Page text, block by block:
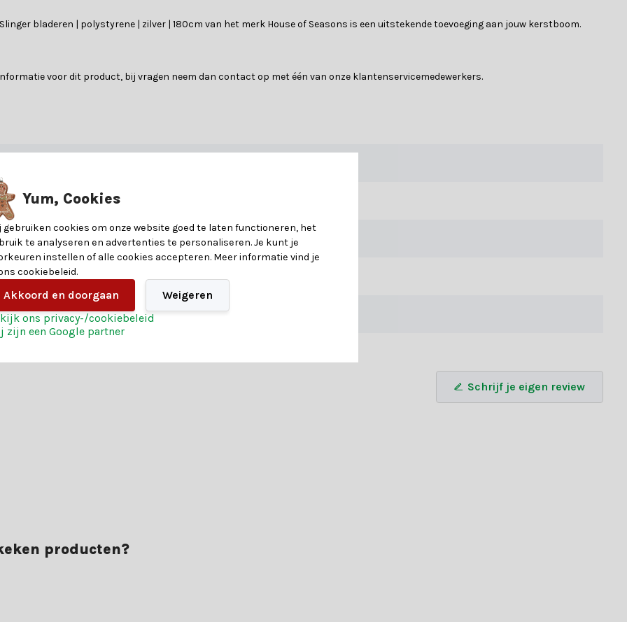
bladeren | polystyrene | zilver | 180cm van het merk House of Seasons is een uitstekende toevoeging aan jouw kerstboom.
voor dit product, bij vragen neem dan contact op met één van onze klantenservicemedewerkers.
Of je nu zoekt naar klassieke ballen, sfeervolle lichtjes of unieke ornamenten, wij hebben alles om jouw kerstboom
maar ook van deze voordelen:
je inspireren en maak van jouw kerstboom een echte blikvanger. Bestel vandaag nog en breng de magie in huis!
180
Polystyrene
Zilver
2 jaar
Schrijf je eigen review
producten?
Yum, Cookies
gebruiken cookies om onze website goed te laten functioneren, het
te analyseren en advertenties te personaliseren. Je kunt je
instellen of alle cookies accepteren. Meer informatie vind je
cookiebeleid.
Akkoord en doorgaan
Weigeren
ons privacy-/cookiebeleid
zijn een Google partner